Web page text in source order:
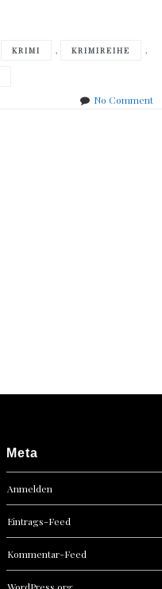
KRIMI , KRIMIREIHE ,
No Commenton
Meta
Anmelden
Eintrags-Feed
Kommentar-Feed
WordPress.org